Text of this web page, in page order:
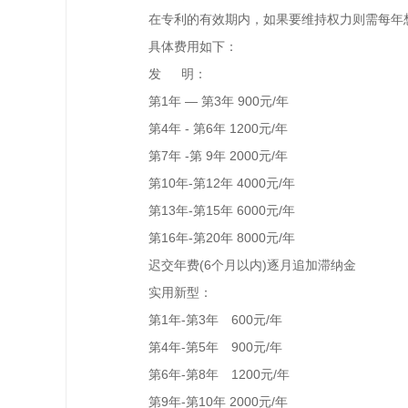
在专利的有效期内，如果要维持权力则需每年
具体费用如下：
发 明：
第1年 — 第3年 900元/年
第4年 - 第6年 1200元/年
第7年 -第 9年 2000元/年
第10年-第12年 4000元/年
第13年-第15年 6000元/年
第16年-第20年 8000元/年
迟交年费(6个月以内)逐月追加滞纳金
实用新型：
第1年-第3年 600元/年
第4年-第5年 900元/年
第6年-第8年 1200元/年
第9年-第10年 2000元/年